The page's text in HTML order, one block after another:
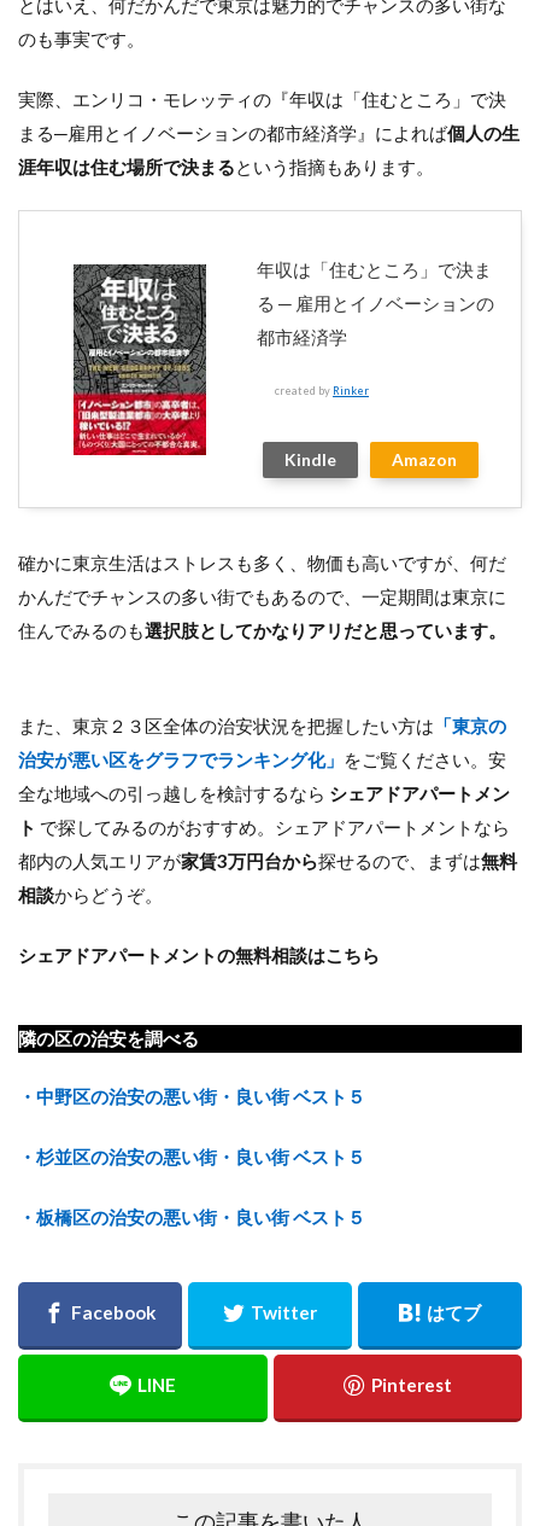
とはいえ、何だかんだで東京は魅力的でチャンスの多い街な
のも事実です。
実際、エンリコ・モレッティの『年収は「住むところ」で決
まる─雇用とイノベーションの都市経済学』によれば個人の生
涯年収は住む場所で決まるという指摘もあります。
年収は「住むところ」で決ま
る ─ 雇用とイノベーションの
都市経済学
created by Rinker
Kindle Amazon
確かに東京生活はストレスも多く、物価も高いですが、何だ
かんだでチャンスの多い街でもあるので、一定期間は東京に
住んでみるのも選択肢としてかなりアリだと思っています。
また、東京２３区全体の治安状況を把握したい方は 「東京の
治安が悪い区をグラフでランキング化」 をご覧ください。安
全な地域への引っ越しを検討するなら シェアドアパートメン
ト で探してみるのがおすすめ。シェアドアパートメントなら
都内の人気エリアが家賃3万円台から探せるので、まずは無料
相談からどうぞ。
シェアドアパートメントの無料相談はこちら
隣の区の治安を調べる
・中野区の治安の悪い街・良い街 ベスト５
・杉並区の治安の悪い街・良い街 ベスト５
・板橋区の治安の悪い街・良い街 ベスト５